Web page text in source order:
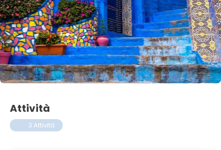
Attività
3 Attività